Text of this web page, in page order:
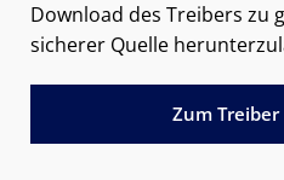
Download des Treibers zu
sicherer Quelle
Zum